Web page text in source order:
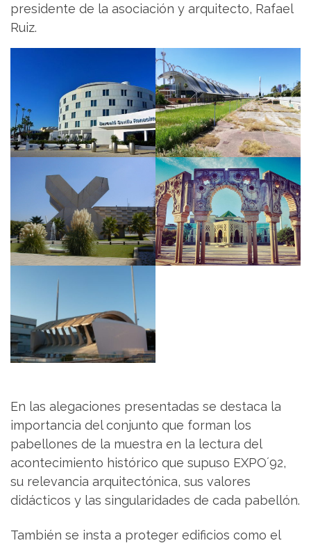
presidente de la asociación y arquitecto, Rafael
Ruiz.
En las alegaciones presentadas se destaca la
importancia del conjunto que forman los
pabellones de la muestra en la lectura del
acontecimiento histórico que supuso EXPO´92,
su relevancia arquitectónica, sus valores
didácticos y las singularidades de cada pabellón.
También se insta a proteger edificios como el